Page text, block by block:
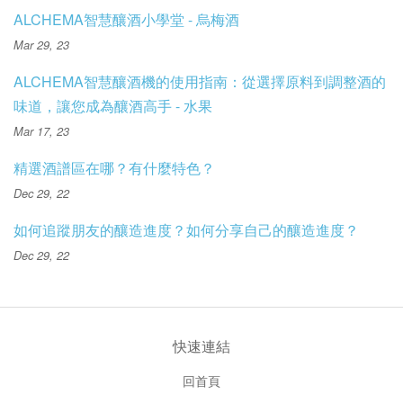
ALCHEMA智慧釀酒小學堂 - 烏梅酒
Mar 29, 23
ALCHEMA智慧釀酒機的使用指南：從選擇原料到調整酒的
味道，讓您成為釀酒高手 - 水果
Mar 17, 23
精選酒譜區在哪？有什麼特色？
Dec 29, 22
如何追蹤朋友的釀造進度？如何分享自己的釀造進度？
Dec 29, 22
快速連結
回首頁